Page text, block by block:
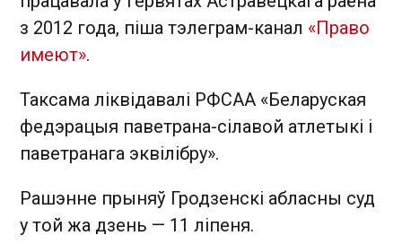
з 2012 года, піша тэлеграм-канал «Право
имеют».
Таксама ліквідавалі РФСАА «Беларуская
федэрацыя паветрана-сілавой атлетыкі і
паветранага эквілібру».
Рашэнне прыняў Гродзенскі абласны суд
у той жа дзень — 11 ліпеня.